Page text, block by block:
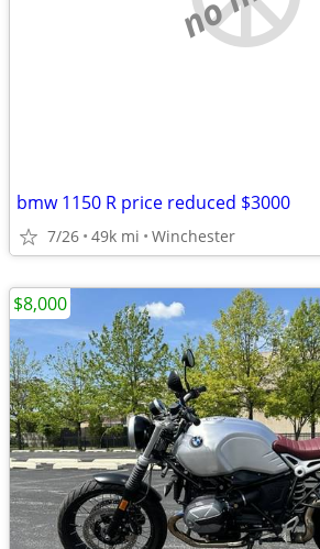
bmw 1150 R price reduced $3000
7/26 49k mi Winchester
$8,000